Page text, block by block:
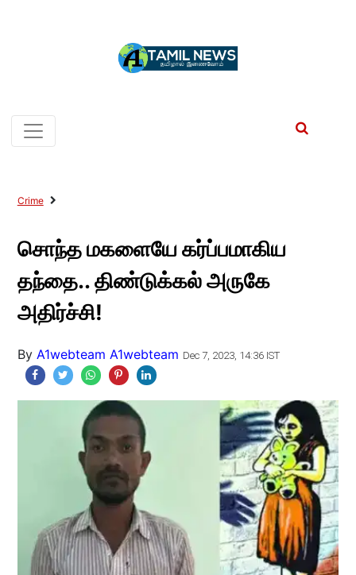
Crime
சொந்த மகளையே கர்ப்பமாகிய
தந்தை.. திண்டுக்கல் அருகே
அதிர்ச்சி!
By A1webteam A1webteam Dec 7, 2023, 14:36 IST